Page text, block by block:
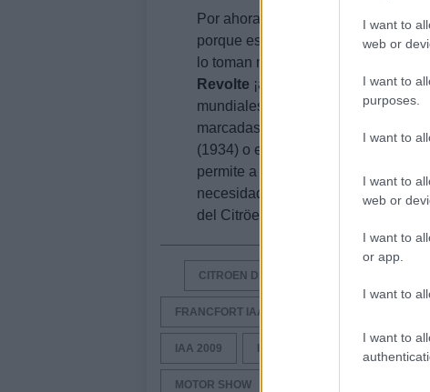
I want to
web or
I want to
purposes.
I want to
I want to
web or
I want to
or app.
I want to
I want to
Por ahora poco más se sabe de
porque están de celebración o
lo toman muy en serio e incluso
Revolte ¡a finales de 2010!Y es
mundiales, Citröen
celebraen2009
marcadas por modelos que han ido
(1934) o el 2 CV (1948), y por
permite a la firma ofrecer una
necesidades de sus clientes y en
del Citröen
CITROEN DS3
FRANCFORT IAA
IAA 2009 IAA FRANCFORT
MOTOR SHOW